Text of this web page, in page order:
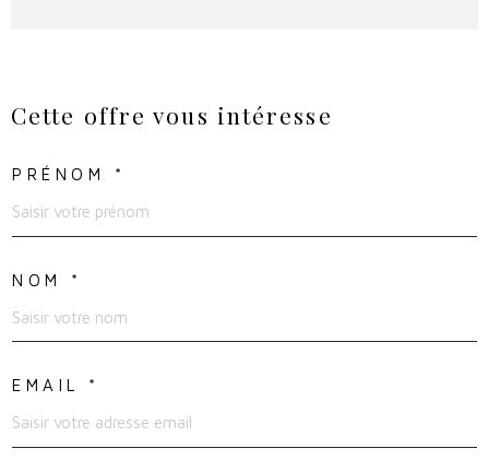
Cette offre vous intéresse
PRÉNOM *
NOM *
EMAIL *